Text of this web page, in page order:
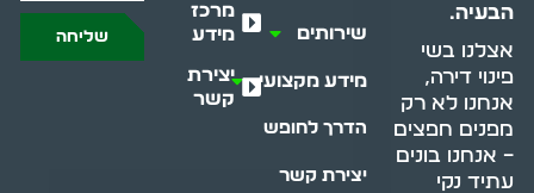
הבעיה.
אצלנו בשי
פינוי דירה,
אנחנו לא רק
מפנים חפצים
– אנחנו בונים
עתיד נקי
שירותים
מידע מקצועי
הדרך לחופש
יצירת קשר
מרכז
מידע
יצירת
קשר
שליחה